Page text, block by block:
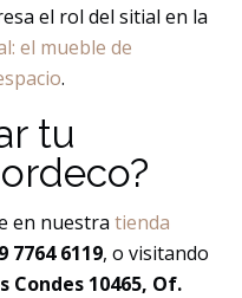
el rol del sitial en la
el mueble de
.
tu
en nuestra tienda
7764 6119, o visitando
Condes 10465, Of.